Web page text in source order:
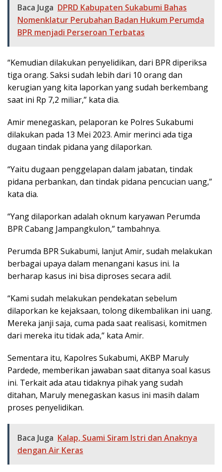
Baca Juga DPRD Kabupaten Sukabumi Bahas
Nomenklatur Perubahan Badan Hukum Perumda
BPR menjadi Perseroan Terbatas
“Kemudian dilakukan penyelidikan, dari BPR diperiksa
tiga orang. Saksi sudah lebih dari 10 orang dan
kerugian yang kita laporkan yang sudah berkembang
saat ini Rp 7,2 miliar,” kata dia.
Amir menegaskan, pelaporan ke Polres Sukabumi
dilakukan pada 13 Mei 2023. Amir merinci ada tiga
dugaan tindak pidana yang dilaporkan.
“Yaitu dugaan penggelapan dalam jabatan, tindak
pidana perbankan, dan tindak pidana pencucian uang,”
kata dia.
“Yang dilaporkan adalah oknum karyawan Perumda
BPR Cabang Jampangkulon,” tambahnya.
Perumda BPR Sukabumi, lanjut Amir, sudah melakukan
berbagai upaya dalam menangani kasus ini. Ia
berharap kasus ini bisa diproses secara adil.
“Kami sudah melakukan pendekatan sebelum
dilaporkan ke kejaksaan, tolong dikembalikan ini uang.
Mereka janji saja, cuma pada saat realisasi, komitmen
dari mereka itu tidak ada,” kata Amir.
Sementara itu, Kapolres Sukabumi, AKBP Maruly
Pardede, memberikan jawaban saat ditanya soal kasus
ini. Terkait ada atau tidaknya pihak yang sudah
ditahan, Maruly menegaskan kasus ini masih dalam
proses penyelidikan.
Baca Juga Kalap, Suami Siram Istri dan Anaknya
dengan Air Keras